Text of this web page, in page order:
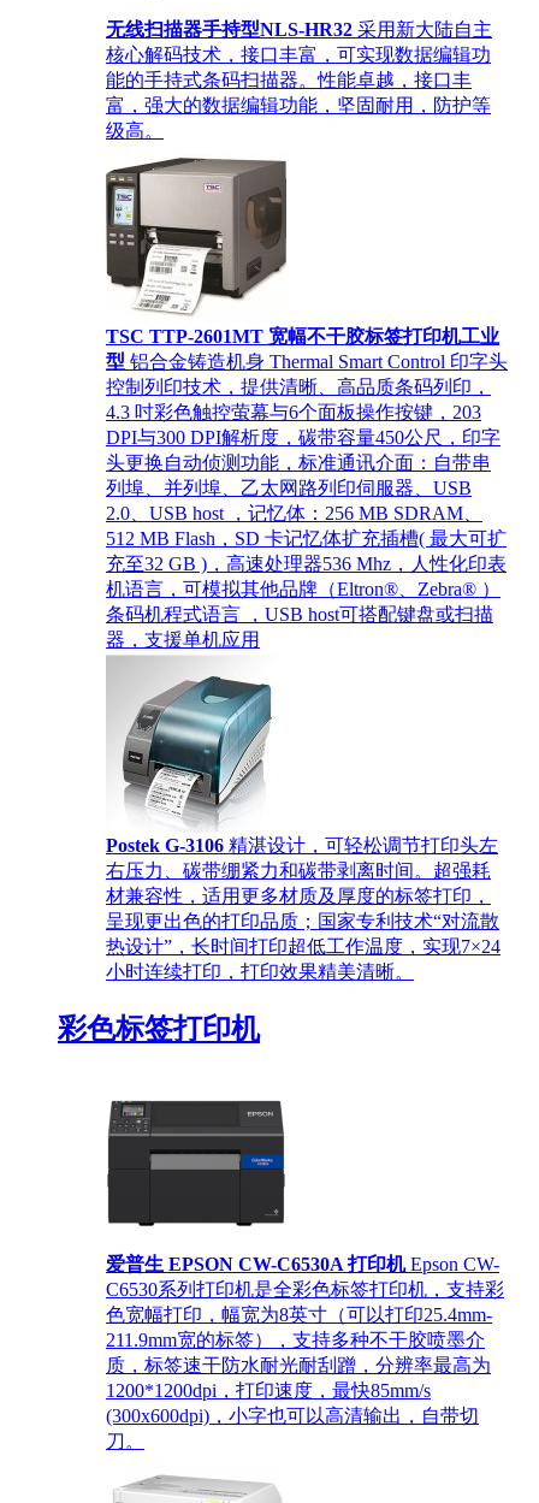
无线扫描器手持型NLS-HR32 采用新大陆自主
核心解码技术，接口丰富，可实现数据编辑功
能的手持式条码扫描器。性能卓越，接口丰
富，强大的数据编辑功能，坚固耐用，防护等
级高。
TSC TTP-2601MT 宽幅不干胶标签打印机工业
型 铝合金铸造机身 Thermal Smart Control 印字头
控制列印技术，提供清晰、高品质条码列印，
4.3 吋彩色触控萤幕与6个面板操作按键，203
DPI与300 DPI解析度，碳带容量450公尺，印字
头更换自动侦测功能，标准通讯介面：自带串
列埠、并列埠、乙太网路列印伺服器、USB
2.0、USB host ，记忆体：256 MB SDRAM、
512 MB Flash，SD 卡记忆体扩充插槽( 最大可扩
充至32 GB )，高速处理器536 Mhz，人性化印表
机语言，可模拟其他品牌（Eltron®、Zebra® ）
条码机程式语言 ，USB host可搭配键盘或扫描
器，支援单机应用
Postek G-3106 精湛设计，可轻松调节打印头左
右压力、碳带绷紧力和碳带剥离时间。超强耗
材兼容性，适用更多材质及厚度的标签打印，
呈现更出色的打印品质；国家专利技术“对流散
热设计”，长时间打印超低工作温度，实现7×24
小时连续打印，打印效果精美清晰。
彩色标签打印机
爱普生 EPSON CW-C6530A 打印机 Epson CW-
C6530系列打印机是全彩色标签打印机，支持彩
色宽幅打印，幅宽为8英寸（可以打印25.4mm-
211.9mm宽的标签），支持多种不干胶喷墨介
质，标签速干防水耐光耐刮蹭，分辨率最高为
1200*1200dpi，打印速度，最快85mm/s
(300x600dpi)，小字也可以高清输出，自带切
刀。